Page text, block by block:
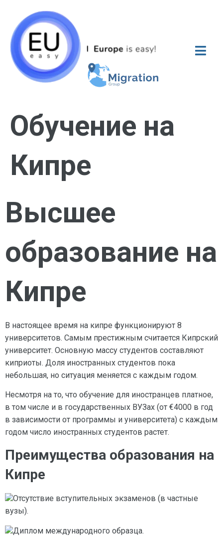
Обучение на
Кипре
Высшее
образование на
Кипре
В настоящее время на кипре функционируют 8
университетов. Самым престижным считается Кипрский
университет. Основную массу студентов составляют
киприоты. Доля иностранных студентов пока
небольшая, но ситуация меняется с каждым годом.
Несмотря на то, что обучение для иностранцев платное,
в том числе и в государственных ВУЗах (от €4000 в год
в зависимости от программы и университета) с каждым
годом число иностранных студентов растет.
Преимущества образования на
Кипре
Отсутствие вступительных экзаменов (в частные
вузы).
Диплом международного образца.